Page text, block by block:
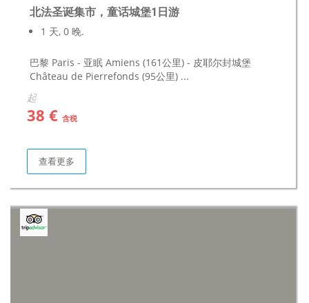
北法圣诞集市，童话城堡1日游
1 天, 0 晚.
巴黎 Paris - 亚眠 Amiens (161公里) - 皮耶尔封城堡
Château de Pierrefonds (95公里) ...
起
38 € 含税
查看更多